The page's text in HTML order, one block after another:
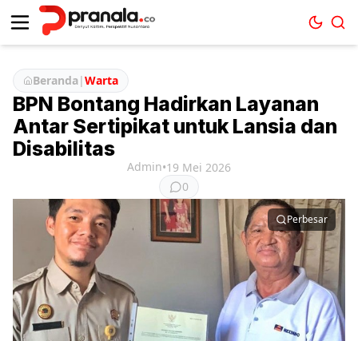
Beranda|Warta
BPN Bontang Hadirkan Layanan
Antar Sertipikat untuk Lansia dan
Disabilitas
Admin•19 Mei 2026
0
Perbesar